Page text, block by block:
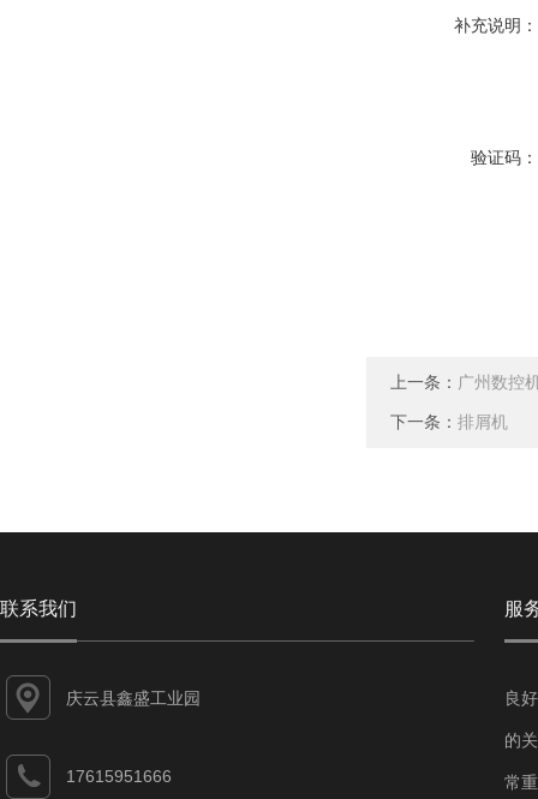
补充说明：
验证码：
上一条： 广州数控
下一条： 排屑机
联系我们
庆云县鑫盛工业园
17615951666
服
良
的
常